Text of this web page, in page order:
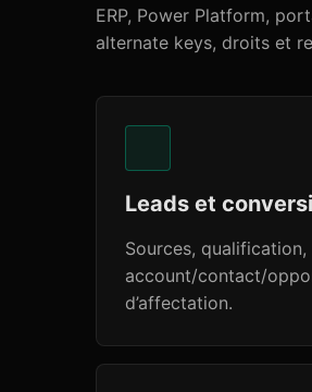
ERP, Power Platform,
alternate keys, droits et
Leads et
Sources,
account/contact/
d’affectation.